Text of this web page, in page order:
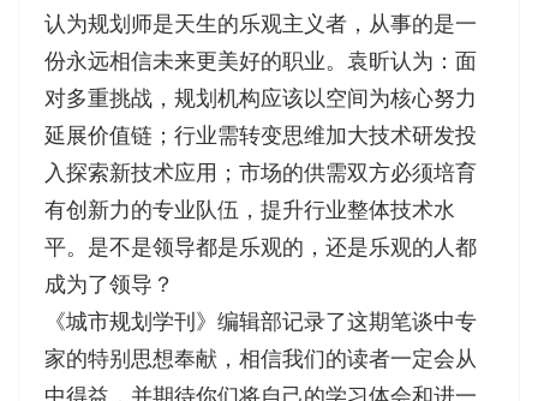
认为规划师是天生的乐观主义者，从事的是一
份永远相信未来更美好的职业。袁昕认为：面
对多重挑战，规划机构应该以空间为核心努力
延展价值链；行业需转变思维加大技术研发投
入探索新技术应用；市场的供需双方必须培育
有创新力的专业队伍，提升行业整体技术水
平。是不是领导都是乐观的，还是乐观的人都
成为了领导？
《城市规划学刊》编辑部记录了这期笔谈中专
家的特别思想奉献，相信我们的读者一定会从
中得益，并期待你们将自己的学习体会和进一